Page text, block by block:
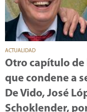
ACTUALIDAD
Otro capítulo de
que condene a
De Vido, José
Schoklender,